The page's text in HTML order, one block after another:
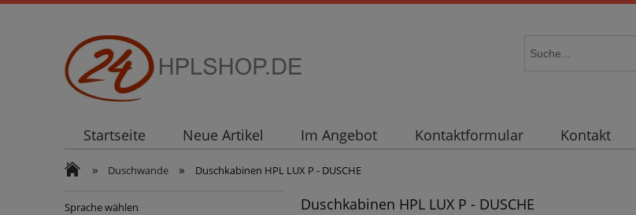
Startseite Neue Artikel Im Angebot Kontaktformular Kontakt
» Duschwande » Duschkabinen HPL LUX P - DUSCHE
Sprache wählen Duschkabinen HPL LUX P - DUSCHE